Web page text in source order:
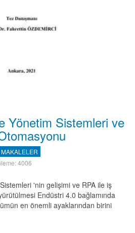
Yönetim Sistemleri ve
4006
'nin gelişimi ve RPA ile iş
Endüstri 4.0 bağlamında
en önemli ayaklarından birini